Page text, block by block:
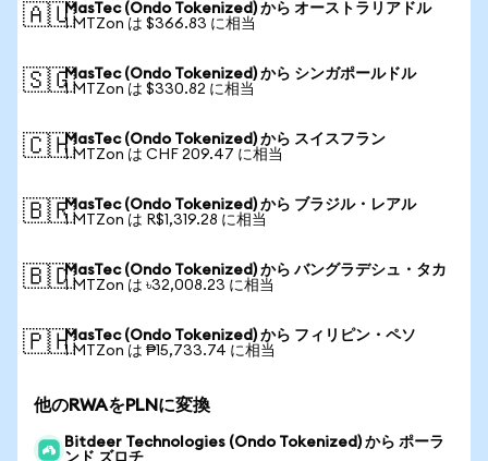
🇦🇺MasTec (Ondo Tokenized) から オーストラリアドル
1 MTZon は $366.83 に相当
🇸🇬MasTec (Ondo Tokenized) から シンガポールドル
1 MTZon は $330.82 に相当
🇨🇭MasTec (Ondo Tokenized) から スイスフラン
1 MTZon は CHF 209.47 に相当
🇧🇷MasTec (Ondo Tokenized) から ブラジル・レアル
1 MTZon は R$1,319.28 に相当
🇧🇩MasTec (Ondo Tokenized) から バングラデシュ・タカ
1 MTZon は ৳32,008.23 に相当
🇵🇭MasTec (Ondo Tokenized) から フィリピン・ペソ
1 MTZon は ₱15,733.74 に相当
他のRWAをPLNに変換
Bitdeer Technologies (Ondo Tokenized) から ポーラ
ンド ズロチ